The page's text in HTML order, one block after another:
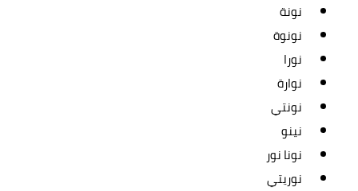
نونة
نونوة
نورا
نوارة
نونتي
نينو
نونا نور
نوريتي